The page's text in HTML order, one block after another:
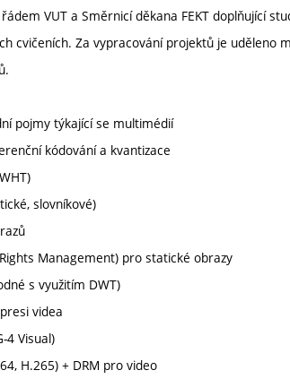
VUT a Směrnicí děkana FEKT doplňující
cvičeních. Za vypracování projektů je uděleno
pojmy týkající se multimédií
kódování a kvantizace
slovníkové)
Management) pro statické obrazy
s využitím DWT)
videa
4 Visual)
H.265) + DRM pro video